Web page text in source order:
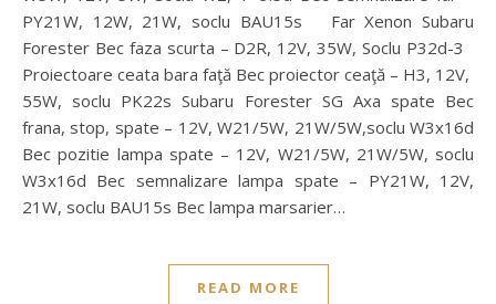
PY21W, 12W, 21W, soclu BAU15s Far Xenon Subaru
Forester Bec faza scurta – D2R, 12V, 35W, Soclu P32d-3
Proiectoare ceata bara faţă Bec proiector ceaţă – H3, 12V,
55W, soclu PK22s Subaru Forester SG Axa spate Bec
frana, stop, spate – 12V, W21/5W, 21W/5W,soclu W3x16d
Bec pozitie lampa spate – 12V, W21/5W, 21W/5W, soclu
W3x16d Bec semnalizare lampa spate – PY21W, 12V,
21W, soclu BAU15s Bec lampa marsarier…
READ MORE